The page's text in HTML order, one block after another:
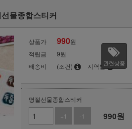
물종합스티커
상품가 990원
적립금
9원
배송비
(조건) 지역별관련상품
명절선물종합스티커
+1
-1 990원